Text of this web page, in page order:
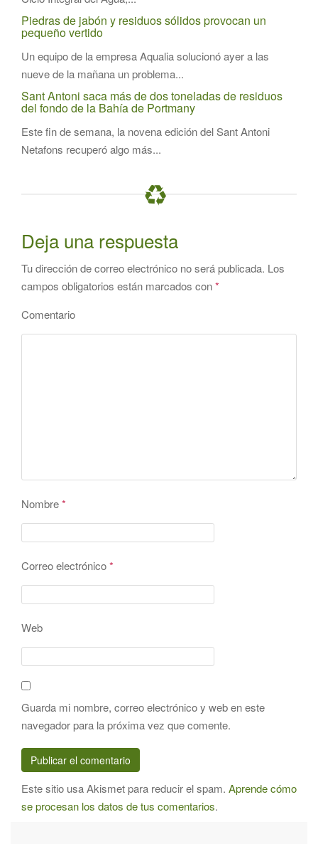
Piedras de jabón y residuos sólidos provocan un
pequeño vertido
Un equipo de la empresa Aqualia solucionó ayer a las
nueve de la mañana un problema...
Sant Antoni saca más de dos toneladas de residuos
del fondo de la Bahía de Portmany
Este fin de semana, la novena edición del Sant Antoni
Netafons recuperó algo más...
Deja una respuesta
Tu dirección de correo electrónico no será publicada. Los
campos obligatorios están marcados con*
Comentario
Nombre*
Correo electrónico*
Web
Guarda mi nombre, correo electrónico y web en este
navegador para la próxima vez que comente.
Este sitio usa Akismet para reducir el spam. Aprende cómo
se procesan los datos de tus comentarios.